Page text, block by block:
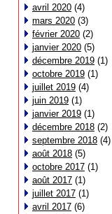
avril 2020 (4)
mars 2020 (3)
février 2020 (2)
janvier 2020 (5)
décembre 2019 (1)
octobre 2019 (1)
juillet 2019 (4)
juin 2019 (1)
janvier 2019 (1)
décembre 2018 (2)
septembre 2018 (4)
août 2018 (5)
octobre 2017 (1)
août 2017 (1)
juillet 2017 (1)
avril 2017 (6)